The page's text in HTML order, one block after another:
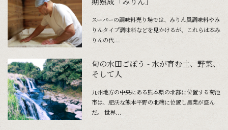
スーパーの調味料売り場では、みりん風調味料やみ
りんタイプ調味料などを見かけるが、これらは本み
りんの代...
旬の水田ごぼう - 水が育む土、野菜、
そして人
九州地方の中央にある熊本県の北部に位置する菊池
市は、肥沃な熊本平野の北端に位置し農業が盛ん
だ。 世界...